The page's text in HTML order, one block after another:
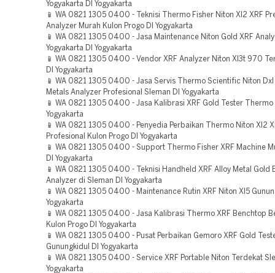
Yogyakarta DI Yogyakarta
📱 WA 0821 1305 0400 - Teknisi Thermo Fisher Niton Xl2 XRF
Analyzer Murah Kulon Progo DI Yogyakarta
📱 WA 0821 1305 0400 - Jasa Maintenance Niton Gold XRF
Yogyakarta DI Yogyakarta
📱 WA 0821 1305 0400 - Vendor XRF Analyzer Niton Xl3t 970
DI Yogyakarta
📱 WA 0821 1305 0400 - Jasa Servis Thermo Scientific Niton Dxl
Metals Analyzer Profesional Sleman DI Yogyakarta
📱 WA 0821 1305 0400 - Jasa Kalibrasi XRF Gold Tester Thermo
Yogyakarta
📱 WA 0821 1305 0400 - Penyedia Perbaikan Thermo Niton Xl2
Profesional Kulon Progo DI Yogyakarta
📱 WA 0821 1305 0400 - Support Thermo Fisher XRF Machine
DI Yogyakarta
📱 WA 0821 1305 0400 - Teknisi Handheld XRF Alloy Metal Gold
Analyzer di Sleman DI Yogyakarta
📱 WA 0821 1305 0400 - Maintenance Rutin XRF Niton Xl5
Yogyakarta
📱 WA 0821 1305 0400 - Jasa Kalibrasi Thermo XRF Benchtop
Kulon Progo DI Yogyakarta
📱 WA 0821 1305 0400 - Pusat Perbaikan Gemoro XRF Gold
Gunungkidul DI Yogyakarta
📱 WA 0821 1305 0400 - Service XRF Portable Niton Terdekat
Yogyakarta